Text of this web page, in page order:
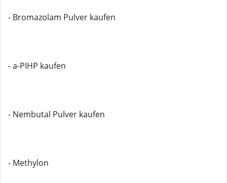
- Bromazolam Pulver kaufen
- a-PIHP kaufen
- Nembutal Pulver kaufen
- Methylon